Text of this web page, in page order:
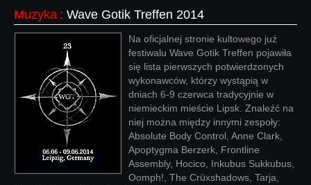
Muzyka : Wave Gotik Treffen 2014
Na oficjalnej stronie kultowego już
festiwalu Wave Gotik Treffen pojawiła
się lista pierwszych potwierdzonych
wykonawców, którzy wystąpią w
dniach 6-9 czerwca tradycyjnie w
niemieckim mieście Lipsk. Znaleźć na
niej można między innymi zespoły:
Absolute Body Control, Anne Clark,
Apoptygma Berzerk, Frontline
Assembly, Hocico, Inkubus Sukkubus,
Oomph!, The Crüxshadows, Tarja,